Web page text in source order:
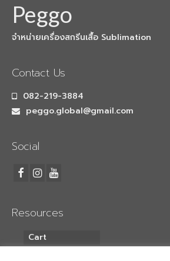
LaserCutting
เครื่องตัดเลเซอร์ 2หัว
Heat Pneumatic
วัสดุอุปกรณ์
กระดาษซับลิเมชั่น แบบม้วน
Peggo
จำหน่ายเครื่องสกรีนเสื้อ Sublimation
Contact Us
082-219-3884
peggo.global@gmail.com
Social
Resources
Cart